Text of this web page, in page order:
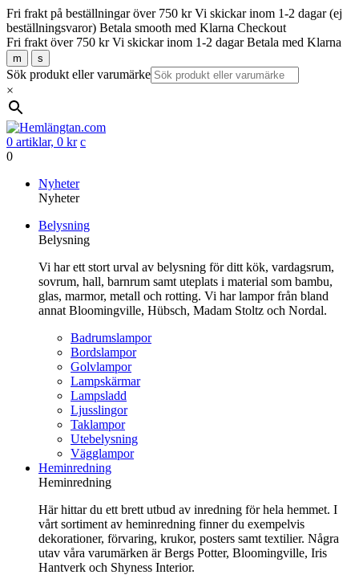
Fri frakt på beställningar över 750 kr Vi skickar inom 1-2 dagar (ej
beställningsvaror) Betala smooth med Klarna Checkout
Fri frakt över 750 kr Vi skickar inom 1-2 dagar Betala med Klarna
m s
Sök produkt eller varumärke
×
0 artiklar, 0 kr c
0
innehåll
Nyheter
Nyheter
Belysning
Belysning
Vi har ett stort urval av belysning för ditt kök, vardagsrum,
sovrum, hall, barnrum samt uteplats i material som bambu,
glas, marmor, metall och rotting. Vi har lampor från bland
annat Bloomingville, Hübsch, Madam Stoltz och Nordal.
Badrumslampor
Bordslampor
Golvlampor
Lampskärmar
Lampsladd
Ljusslingor
Taklampor
Utebelysning
Vägglampor
Heminredning
Heminredning
Här hittar du ett brett utbud av inredning för hela hemmet. I
vårt sortiment av heminredning finner du exempelvis
dekorationer, förvaring, krukor, posters samt textilier. Några
utav våra varumärken är Bergs Potter, Bloomingville, Iris
Hantverk och Shyness Interior.